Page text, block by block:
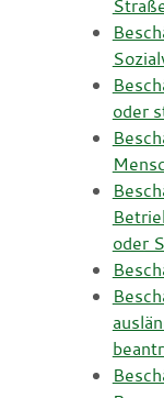
oder
oder